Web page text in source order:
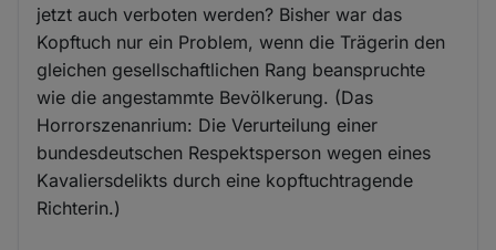
jetzt auch verboten werden? Bisher war das
Kopftuch nur ein Problem, wenn die Trägerin den
gleichen gesellschaftlichen Rang beanspruchte
wie die angestammte Bevölkerung. (Das
Horrorszenanrium: Die Verurteilung einer
bundesdeutschen Respektsperson wegen eines
Kavaliersdelikts durch eine kopftuchtragende
Richterin.)